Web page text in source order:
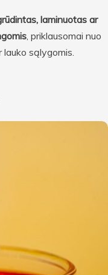
laminuotas ar
, priklausomai nuo
lauko sąlygomis.